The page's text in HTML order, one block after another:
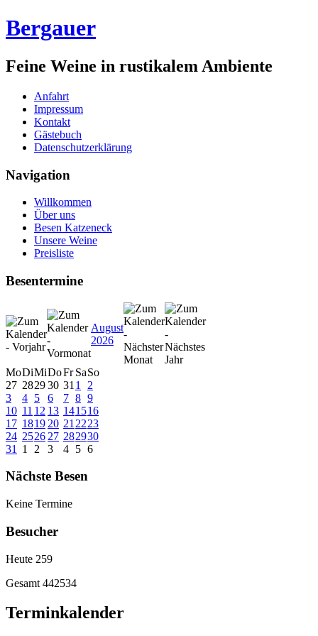
Bergauer
Feine Weine in rustikalem Ambiente
Anfahrt
Impressum
Kontakt
Gästebuch
Datenschutzerklärung
Navigation
Willkommen
Über uns
Besen Katzeneck
Unsere Weine
Preisliste
Besentermine
August
2026
MoDiMiDoFr SaSo
27 282930 31 1
2
3
4 5 6 7 8 9
10 11 12 13 141516
17 1819 20 21 2223
24 2526 27 282930
31
1 2 3 4 5 6
Nächste Besen
Keine Termine
Besucher
Heute 259
Gesamt 442534
Terminkalender